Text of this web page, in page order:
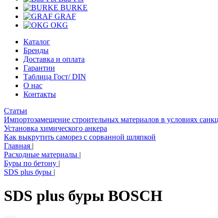
BURKE
GRAF
OKG
Каталог
Бренды
Доставка и оплата
Гарантии
Таблица Гост/ DIN
О нас
Контакты
Статьи
Импортозамещение строительных материалов в условиях
Установка химического анкера
Как выкрутить саморез с сорванной шляпкой
Главная |
Расходные материалы |
Буры по бетону |
SDS plus буры |
SDS plus буры BOSCH